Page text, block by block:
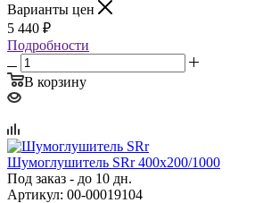
Варианты цен
5 440 ₽
Подробности
В корзину
Шумоглушитель SRr 400х200/1000
Под заказ - до 10 дн.
Артикул: 00-00019104